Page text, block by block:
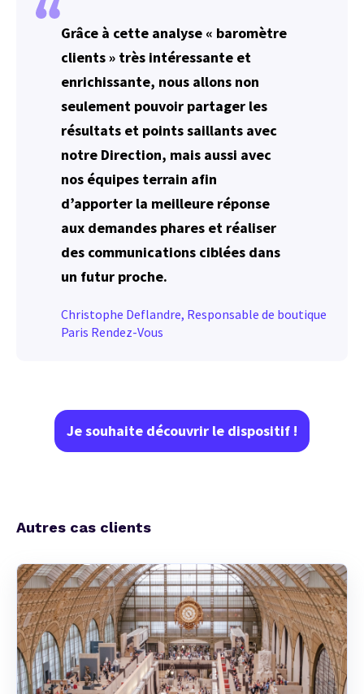
Grâce à cette analyse « baromètre
clients » très intéressante et
enrichissante, nous allons non
seulement pouvoir partager les
résultats et points saillants avec
notre Direction, mais aussi avec
nos équipes terrain afin
d’apporter la meilleure réponse
aux demandes phares et réaliser
des communications ciblées dans
un futur proche.
Christophe Deflandre, Responsable de boutique
Paris Rendez-Vous
Je souhaite découvrir le dispositif !
Autres cas clients